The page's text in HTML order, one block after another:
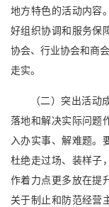
地方特色的活动内容
好组织协调和服务保
协会、行业协会和商
走实。
（二）突出活动
落地和解决实际问题
入办实事、解难题。
杜绝走过场、装样子
作着力点更多放在提
关于制止和防范经营